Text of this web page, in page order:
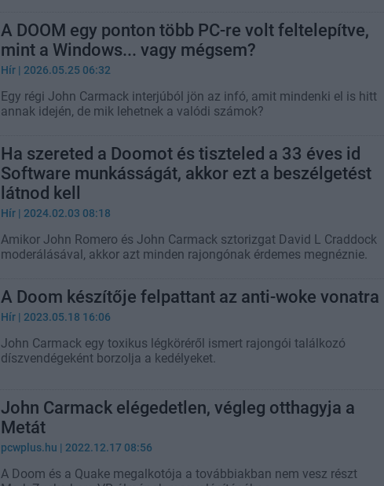
A DOOM egy ponton több PC-re volt feltelepítve,
mint a Windows... vagy mégsem?
Hír | 2026.05.25 06:32
Egy régi John Carmack interjúból jön az infó, amit mindenki el is hitt
annak idején, de mik lehetnek a valódi számok?
Ha szereted a Doomot és tiszteled a 33 éves id
Software munkásságát, akkor ezt a beszélgetést
látnod kell
Hír | 2024.02.03 08:18
Amikor John Romero és John Carmack sztorizgat David L Craddock
moderálásával, akkor azt minden rajongónak érdemes megnéznie.
A Doom készítője felpattant az anti-woke vonatra
Hír | 2023.05.18 16:06
John Carmack egy toxikus légköréről ismert rajongói találkozó
díszvendégeként borzolja a kedélyeket.
John Carmack elégedetlen, végleg otthagyja a
Metát
pcwplus.hu | 2022.12.17 08:56
A Doom és a Quake megalkotója a továbbiakban nem vesz részt